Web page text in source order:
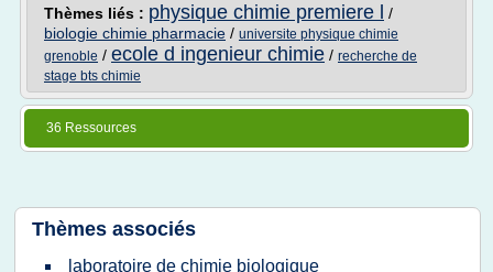
Thèmes liés : physique chimie premiere l
/
biologie chimie pharmacie / universite physique chimie
grenoble / ecole d ingenieur chimie / recherche de
stage bts chimie
36 Ressources
Thèmes associés
laboratoire de chimie biologique